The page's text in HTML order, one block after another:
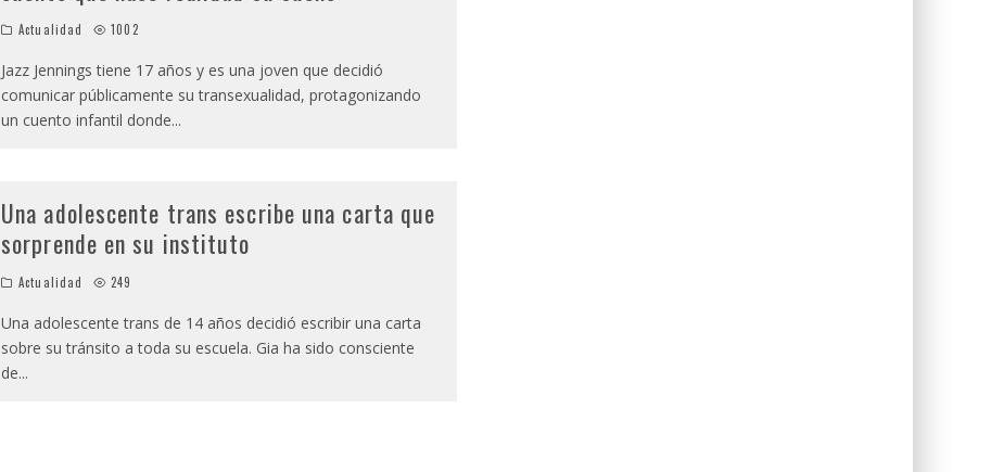
Actualidad 1002
Jazz Jennings tiene 17 años y es una joven que decidió
comunicar públicamente su transexualidad, protagonizando
un cuento infantil donde...
Una adolescente trans escribe una carta que
sorprende en su instituto
Actualidad 249
Una adolescente trans de 14 años decidió escribir una carta
sobre su tránsito a toda su escuela. Gia ha sido consciente
de...